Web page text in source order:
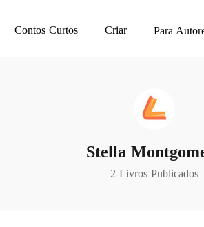
Contos Curtos Criar Para
Stella
2 Livros Publicados